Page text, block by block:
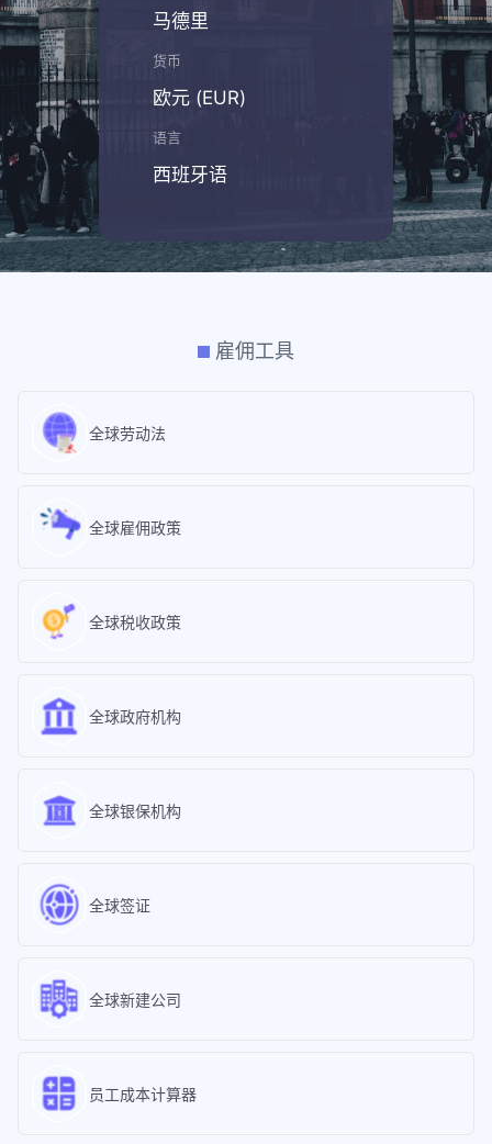
马德里
货币
欧元 (EUR)
语言
西班牙语
雇佣工具
全球劳动法
全球雇佣政策
全球税收政策
全球政府机构
全球银保机构
全球签证
全球新建公司
员工成本计算器